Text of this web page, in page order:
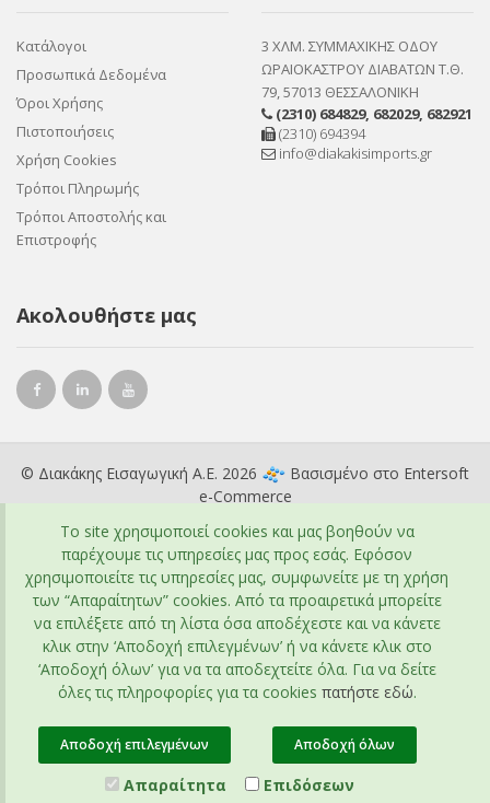
Κατάλογοι
Προσωπικά Δεδομένα
Όροι Χρήσης
Πιστοποιήσεις
Χρήση Cookies
Τρόποι Πληρωμής
Τρόποι Αποστολής και
Επιστροφής
3 ΧΛΜ. ΣΥΜΜΑΧΙΚΗΣ ΟΔΟΥ
ΩΡΑΙΟΚΑΣΤΡΟΥ ΔΙΑΒΑΤΩΝ Τ.Θ.
79, 57013 ΘΕΣΣΑΛΟΝΙΚΗ
(2310) 684829, 682029, 682921
(2310) 694394
info@diakakisimports.gr
Ακολουθήστε μας
© Διακάκης Εισαγωγική Α.Ε. 2026 Βασισμένο στο Entersoft
e-Commerce
To site χρησιμοποιεί cookies και μας βοηθούν να
παρέχουμε τις υπηρεσίες μας προς εσάς. Εφόσον
χρησιμοποιείτε τις υπηρεσίες μας, συμφωνείτε με τη χρήση
των “Απαραίτητων” cookies. Από τα προαιρετικά μπορείτε
να επιλέξετε από τη λίστα όσα αποδέχεστε και να κάνετε
κλικ στην ‘Αποδοχή επιλεγμένων’ ή να κάνετε κλικ στο
‘Αποδοχή όλων’ για να τα αποδεχτείτε όλα. Για να δείτε
όλες τις πληροφορίες για τα cookies πατήστε εδώ.
Αποδοχή επιλεγμένων Αποδοχή όλων
Απαραίτητα Επιδόσεων